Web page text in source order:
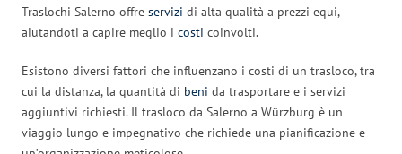
Traslochi Salerno offre servizi di alta qualità a prezzi equi,
aiutandoti a capire meglio i costi coinvolti.
Esistono diversi fattori che influenzano i costi di un trasloco, tra
cui la distanza, la quantità di beni da trasportare e i servizi
aggiuntivi richiesti. Il trasloco da Salerno a Würzburg è un
viaggio lungo e impegnativo che richiede una pianificazione e